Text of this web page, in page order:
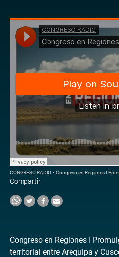
CONGRESO RADIO · Congreso en Regiones I Promulga
Compartir
Congreso en Regiones I
territorial entre Arequipa y